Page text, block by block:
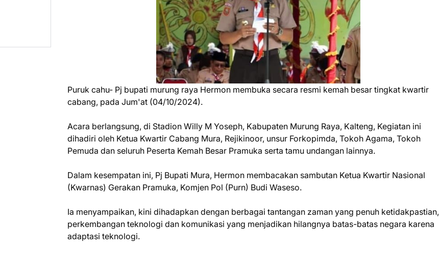
Puruk cahu- Pj bupati murung raya Hermon membuka secara resmi kemah besar tingkat kwartir
cabang, pada Jum'at (04/10/2024).
Acara berlangsung, di Stadion Willy M Yoseph, Kabupaten Murung Raya, Kalteng, Kegiatan ini
dihadiri oleh Ketua Kwartir Cabang Mura, Rejikinoor, unsur Forkopimda, Tokoh Agama, Tokoh
Pemuda dan seluruh Peserta Kemah Besar Pramuka serta tamu undangan lainnya.
Dalam kesempatan ini, Pj Bupati Mura, Hermon membacakan sambutan Ketua Kwartir Nasional
(Kwarnas) Gerakan Pramuka, Komjen Pol (Purn) Budi Waseso.
Ia menyampaikan, kini dihadapkan dengan berbagai tantangan zaman yang penuh ketidakpastian,
perkembangan teknologi dan komunikasi yang menjadikan hilangnya batas-batas negara karena
adaptasi teknologi.